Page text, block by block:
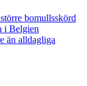
bomullsskörd
i Belgien
än alldagliga